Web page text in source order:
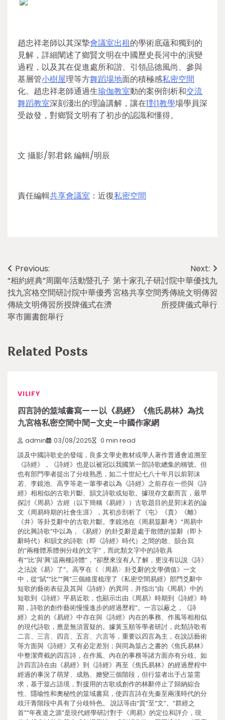
趙忠祥老師以其深摯會議室出租的學術底蘊和獨到的
見解，詳細闡述了鄉賢文明在中國歷史長河中的演變
過程，以及其在促進處所和諧、引領品德風尚、參與
基層管小樹屋理等方舞蹈場地面的積極感私密空間
化。趙忠祥老師通過生瑜伽教室動的案例剖析和交流
舞蹈教室深刻淺出的理論講解，讓在1對1教學場學員深
受啟發，對鄉賢文明有了初步的認識和懂得。
文 攝影/郭君銘 編輯/明辰
責任編輯共享會議室 ：近復私密空間
Post
navigation
Previous:
“相約經典”周圍年活動暨孔子
找九宮格空間研討院中華優秀
傳統文明傳習所授牌儀式在濟
寧市圖書館舉行
Next:
第十家孔子研討院中華優找九
宮格共享空間秀傳統文明傳習
所授牌儀式舉行
Related Posts
VILIFY
四言詩的筮域書寫——以《易經》《焦氏易林》為找
九宮格私密空間中間–文史–中國作家網
admin 03/08/2025 0 min read
談及中國詩歌史的發端，良多文學史教材或學人著作普通會追溯至
《詩經》，《詩經》也是以被冠以我國第一部詩歌總集的稱號。但
也有部門學者提出了分歧熟悉，如二十世紀七八十年月以前郭沫
若、李鏡池、高亨等老一輩學者以為《詩經》之前存在一些與《詩
經》相相似的古歌片斷、韻文詩歌或短歌。據現存文獻而言，最早
探討《周易》古經（以下簡稱《易經》）古歌題目的是郭沫若的論
文《周易時期的社會生涯》，其初步剖析了《屯》《賁》《離》
《井》等卦爻辭中的古歌片斷。李鏡池在《周易筮辭考》“周易中
的比興詩歌”中以為，《易經》的卦爻辭是處于散體的筮辭（即卜
辭時代）和韻文的詩歌（即《詩經》時代）之間的散、韻合寫
的“兩種體系體例分歧的文字”，而此類文字中的詩歌具
有“‘比’與‘興’這兩種詩體”，“卻歷來沒有人了解，更沒有以說《詩》
之法說《易》了”。高亨在《〈周易〉卦爻辭的文學價值》一文
中，從“賦”“比”“興”三個維度梳理了《私密空間易經》部門爻辭中
短歌的藝術表征及其與《詩經》的異同，并指出“由《周易》中的
短歌到《詩經》平易近歌，也顯示出由《周易》時期到《詩經》時
期，詩歌的創作藝術慢慢進步的經過歷程”。一言以蔽之，《詩
經》之前的《易經》中存在與《詩經》內在的事務、作風等相相似
的現代詩歌，應是無須置疑的。據黃玉順等學者研討，此類詩歌有
二言、三言、四言、五言、六言等，重要以四言為主，在說話藝術
等方面與《詩經》又有必定差別；與同為筮占之書的《焦氏易林》
中整潔齊截的四言詩，在作風、內在的事務等諸方面亦有分歧。如
許四言詩在由《易經》到《詩經》再至《焦氏易林》的經過歷程中
經過的事況了萌芽、成熟、嬗變三個階段，但行筮者出于占筮需
求，基于筮占語境，對援用的古歌或創作的林辭停止了歸納綜合
性、隱喻性和奧秘性的筮域書寫，使四言詩在先秦至兩漢時代的分
歧汗青階段中具有了分歧特色。 說話等由“質”至“文”。“群經之
首”“年夜道之源”是現代經學研討對于《周易》的定位和評介，現